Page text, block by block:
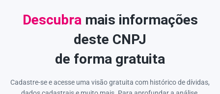
Descubra mais informações
deste CNPJ
de forma gratuita
Cadastre-se e acesse uma visão gratuita com histórico de dívidas,